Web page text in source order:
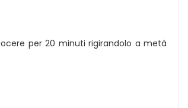
per 20 minuti rigirandolo a metà